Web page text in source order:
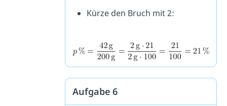
Kürze den Bruch mit 2:
Aufgabe 6